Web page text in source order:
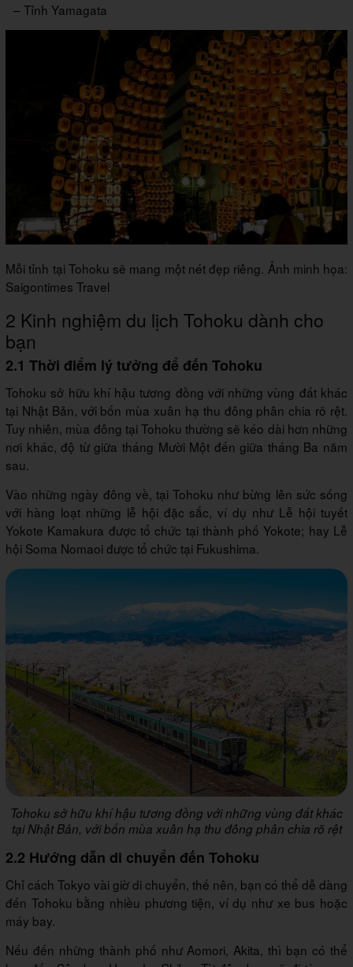
– Tỉnh Yamagata
Mỗi tỉnh tại Tohoku sẽ mang một nét đẹp riêng. Ảnh minh họa:
Saigontimes Travel
2 Kinh nghiệm du lịch Tohoku dành cho
bạn
2.1 Thời điểm lý tưởng để đến Tohoku
Tohoku sở hữu khí hậu tương đồng với những vùng đất khác
tại Nhật Bản, với bốn mùa xuân hạ thu đông phân chia rõ rệt.
Tuy nhiên, mùa đông tại Tohoku thường sẽ kéo dài hơn những
nơi khác, độ từ giữa tháng Mười Một đến giữa tháng Ba năm
sau.
Vào những ngày đông về, tại Tohoku như bừng lên sức sống
với hàng loạt những lễ hội đặc sắc, ví dụ như Lễ hội tuyết
Yokote Kamakura được tổ chức tại thành phố Yokote; hay Lễ
hội Soma Nomaoi được tổ chức tại Fukushima.
Tohoku sở hữu khí hậu tương đồng với những vùng đất khác
tại Nhật Bản, với bốn mùa xuân hạ thu đông phân chia rõ rệt
2.2 Hướng dẫn di chuyển đến Tohoku
Chỉ cách Tokyo vài giờ di chuyển, thế nên, bạn có thể dễ dàng
đến Tohoku bằng nhiều phương tiện, ví dụ như xe bus hoặc
máy bay.
Nếu đến những thành phố như Aomori, Akita, thì bạn có thể